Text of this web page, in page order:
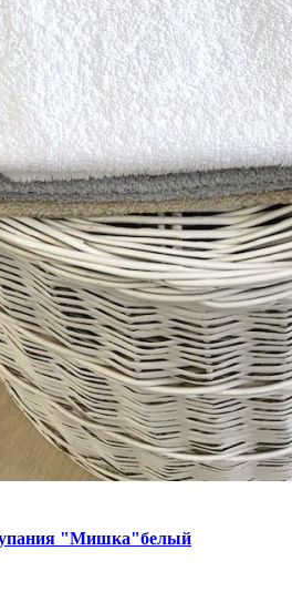
"Мишка"белый